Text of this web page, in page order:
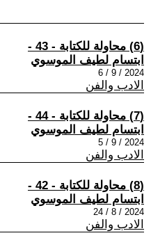
(6) محاولة للكتابة - 43 -
ابتسام لطيف الموسوي
2024 / 9 / 6
الادب والفن
(7) محاولة للكتابة - 44 -
ابتسام لطيف الموسوي
2024 / 9 / 5
الادب والفن
(8) محاولة للكتابة - 42 -
ابتسام لطيف الموسوي
2024 / 8 / 24
الادب والفن